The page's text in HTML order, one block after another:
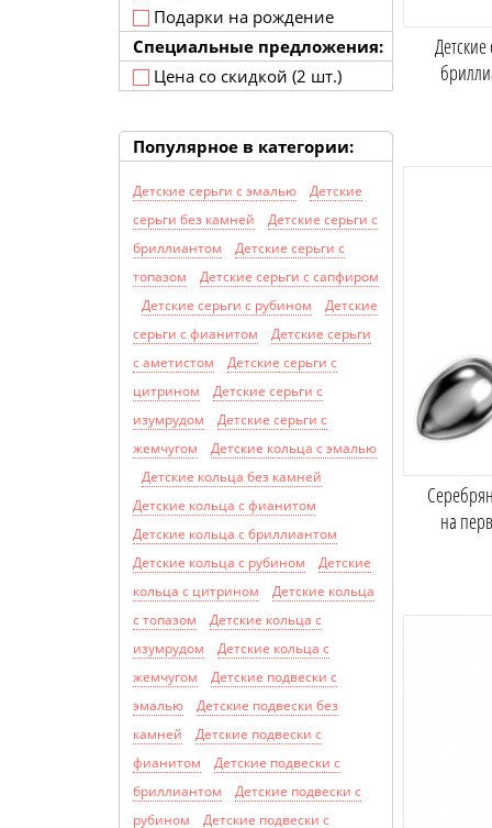
Подарки на рождение
Специальные предложения:
Цена со скидкой (2 шт.)
Популярное в категории:
Детские серьги с эмалью
Детские
серьги без камней
Детские серьги с
бриллиантом
Детские серьги с
топазом
Детские серьги с сапфиром
Детские серьги с рубином
Детские
серьги с фианитом
Детские серьги
с аметистом
Детские серьги с
цитрином
Детские серьги с
изумрудом
Детские серьги с
жемчугом
Детские кольца с эмалью
Детские кольца без камней
Детские кольца с фианитом
Детские кольца с бриллиантом
Детские кольца с рубином
Детские
кольца с цитрином
Детские кольца
с топазом
Детские кольца с
изумрудом
Детские кольца с
жемчугом
Детские подвески с
эмалью
Детские подвески без
камней
Детские подвески с
фианитом
Детские подвески с
бриллиантом
Детские подвески с
рубином
Детские подвески с
Детские
на